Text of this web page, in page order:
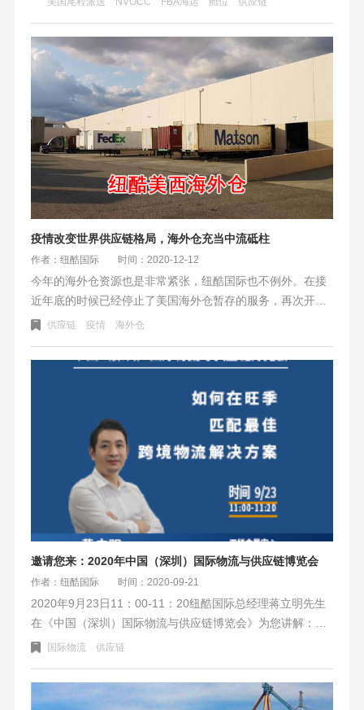
的情况下变得越演越烈——价格拼到底，没有最低只有更
低。而在各种特价、活动“甜头”的背后又有多少卖家朋友关
心其中的服务，明白其中的“套路”。有位在亚马逊打拼了不
久的“老友记”说，物流真是套路不断，出了一个坑又踩进了
下一个坑，直到遇到纽酷国际。我们坐下来杯茶，聊聊如何
选择靠谱的FBA海运公司。
疫情改变世界供应链格局，海外仓充当中流砥柱
作者：纽酷国际 时间：2020-12-12
今年的海外仓资源也是非常紧张，纽酷国际也不例外。在接
近年底的时候已经停止了美国海外仓暂存的服务，再次开放
时间另行通知。不便之处，请见谅。明年我们也会把美国海
客户需求。
供应链 疫情 海外仓
邀请您来：2020年中国（深圳）国际物流与供应链博览会
作者：纽酷国际 时间：2020-09-21
2020年9月23日11：00-11：20纽酷国际总经理蒋立明先生
在《中国（深圳）国际物流与供应链博览会》为您讲解：如
何在旺季匹配最佳跨境物流解决方案。
国际物流 供应链